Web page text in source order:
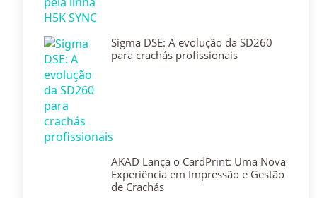
Sigma DSE: A evolução da SD260
para crachás profissionais
AKAD Lança o CardPrint: Uma Nova
Experiência em Impressão e Gestão
de Crachás